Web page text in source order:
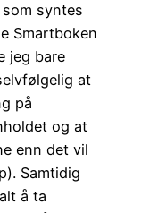
syntes
Smartboken
jeg bare
at
på
og at
enn det vil
Samtidig
å ta